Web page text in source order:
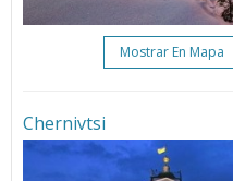
Mostrar En Mapa
Chernivtsi